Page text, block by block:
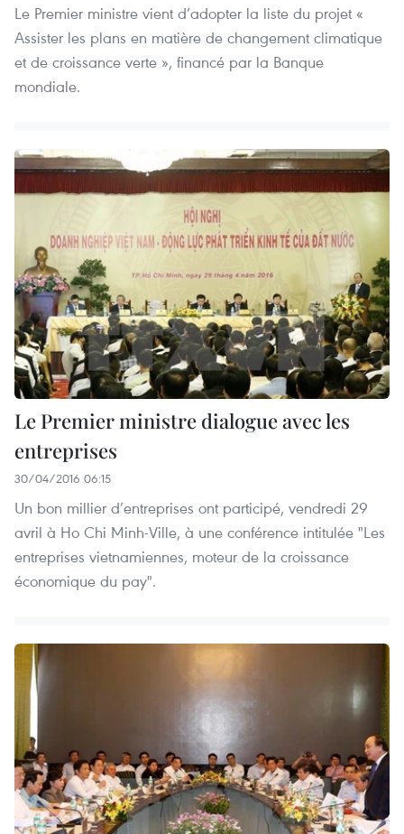
Le Premier ministre vient d’adopter la liste du projet «
Assister les plans en matière de changement climatique
et de croissance verte », financé par la Banque
mondiale.
Le Premier ministre dialogue avec les
entreprises
30/04/2016 06:15
Un bon millier d’entreprises ont participé, vendredi 29
avril à Ho Chi Minh-Ville, à une conférence intitulée "Les
entreprises vietnamiennes, moteur de la croissance
économique du pay".